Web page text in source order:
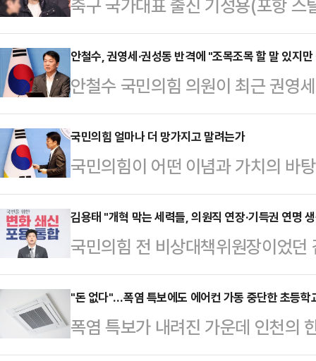
축구 국가대표 출신 기성용(포항
자들을 상대로 제기한 손해배상 소
다.서울중앙지방법원 민사합의14
후배 A씨와 B씨를 상대로 낸 5억
기씨에게 1억원을 배상하라는 판
첫 변론이 진행됐으나 재판부가 형
개하기로 해 한 차례 중단됐고 지
년 A씨와 B씨…
안철수, 권영세·권성동 반격에 "조목조목 할 말 있지
안철수 국민의힘 의원이 최근 권영
으로 지목된 데 대해 강하게 반발하
조목 할 말은 있었지만 말을 삼가
라디오 '뉴스쇼'에 출연해 "본인들
대해서 존중을 한다"며 "내가 거기
로 설전을 벌이는 게 적합하지 않다
바 '강제 단일화 사태' 당시 지도부
원은 안 …
국민의힘 얼마나 더 망가지고 말려는가
국민의힘이 어떤 이념과 가치의 바
모호하다는 뜻이다. 그 때문에 이
지지 않는다. 역사와 전통이 오래인
이가 뚜렷하지 않다. 물론 좌파정당
기는 하다. 그러나 정당으로서의 정
음으로써(아마도 못 하는 것이겠지
고 있다.자코뱅 적 구호와 행태를
김용태 "개혁 막는 세력들, 의원직 연장·기득권 연명
국민의힘 전 비상대책위원장이었
오른 인적쇄신·청산론을 막고 있는
은) 국회의원 한 번 더 연장하려고
각한다"고 비판했다.김용태 의원은
"돈 없다"…폭염 특보에도 에어컨 가동 중단한 초등학
폭염 특보가 내려진 가운데 인천의
내 에어컨 가동을 일시 중단했다가